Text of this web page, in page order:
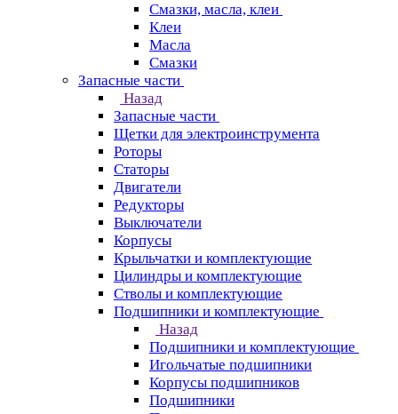
Смазки, масла, клеи
Клеи
Масла
Смазки
Запасные части
Назад
Запасные части
Щетки для электроинструмента
Роторы
Статоры
Двигатели
Редукторы
Выключатели
Корпусы
Крыльчатки и комплектующие
Цилиндры и комплектующие
Стволы и комплектующие
Подшипники и комплектующие
Назад
Подшипники и комплектующие
Игольчатые подшипники
Корпусы подшипников
Подшипники